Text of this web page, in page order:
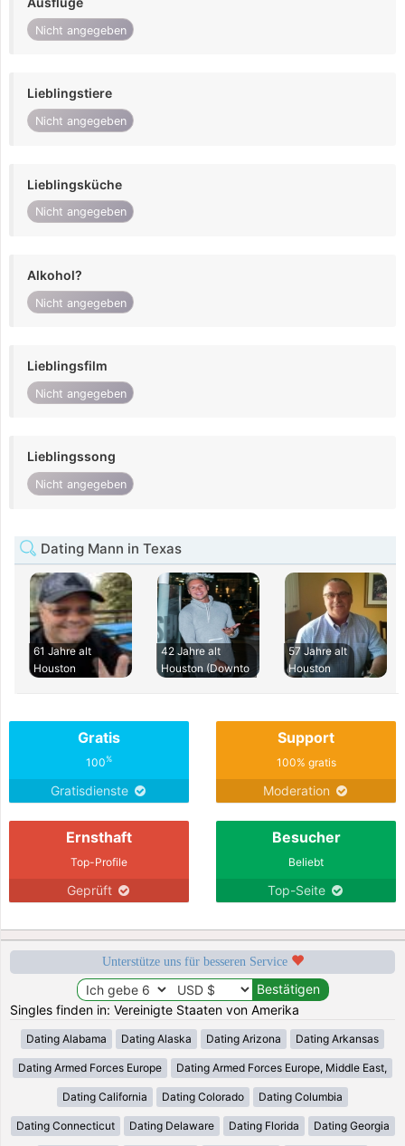
Nicht angegeben
Lieblingstiere
Nicht angegeben
Lieblingsküche
Nicht angegeben
Alkohol?
Nicht angegeben
Lieblingsfilm
Nicht angegeben
Lieblingssong
Nicht angegeben
Dating Mann in Texas
61 Jahre alt
Houston
42 Jahre alt
Houston (Downto
57 Jahre alt
Houston
Gratis
100%
Gratisdienste
Support
100% gratis
Moderation
Ernsthaft
Top-Profile
Geprüft
Besucher
Beliebt
Top-Seite
Unterstütze uns für besseren Service
Singles finden in: Vereinigte Staaten von Amerika
Dating Alabama Dating Alaska Dating Arizona Dating Arkansas
Dating Armed Forces Europe Dating Armed Forces Europe, Middle East,
Dating California Dating Colorado Dating Columbia
Dating Connecticut Dating Delaware Dating Florida Dating Georgia